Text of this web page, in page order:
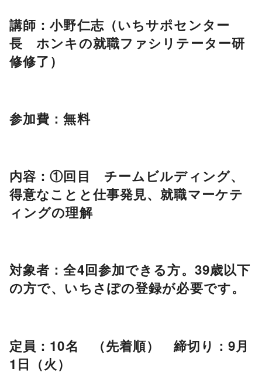
講師：小野仁志（いちサポセンター
長 ホンキの就職ファシリテーター研
修修了）
参加費：無料
内容：①回目 チームビルディング、
得意なことと仕事発見、就職マーケテ
ィングの理解
対象者：全4回参加できる方。39歳以下
の方で、いちさぽの登録が必要です。
定員：10名 （先着順） 締切り：9月
1日（火）